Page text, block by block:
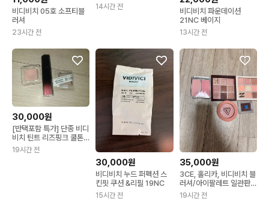
비디비치 05호 소프티블
러셔
23시간 전
14시간 전
비디비치 파운데이션
21NC 베이지
13시간 전
30,000원
[반택포함 특가] 단종 비디
비치 틴트 리즈핑크 쿨톤
세트
19시간 전
30,000원
비디비치 누드 퍼펙션 스
킨핏 쿠션 &리필 19NC
15시간 전
35,000원
3CE, 홀리카, 비디비치 블
러셔/아이팔레트 일관판매
합니다
19시간 전